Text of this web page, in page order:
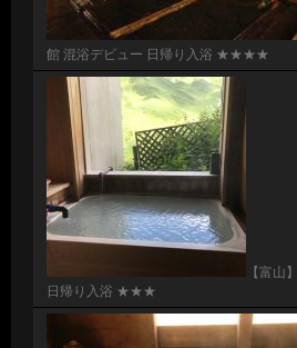
館 混浴デビュー 日帰り入浴 ★★★★
【富山
日帰り入浴 ★★★